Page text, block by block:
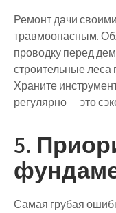
Ремонт дачи
травмоопасным.
проводку перед
строительные леса
Храните
регулярно — это
5.
Самая грубая